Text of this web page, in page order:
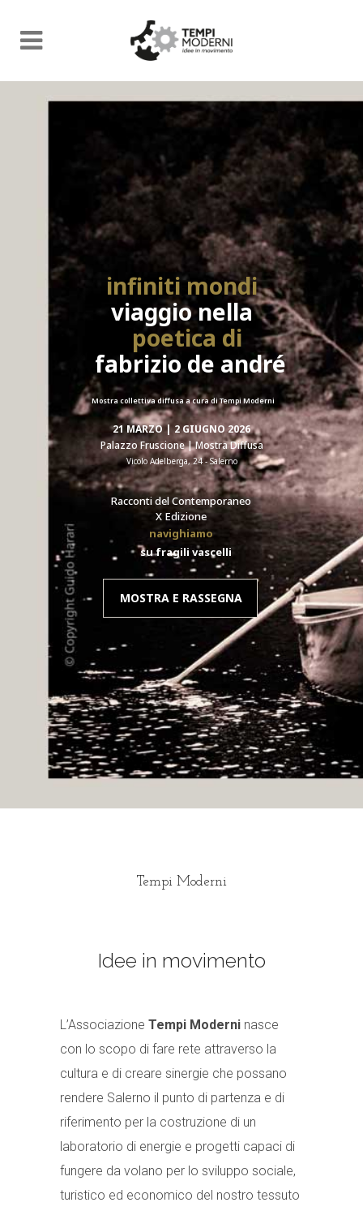
21 MARZO | 2 GIUGNO 2026
Palazzo Fruscione | Mostra Diffusa
Vicolo Adelberga, 24 - Salerno
Mostra collettiva diffusa a cura di Tempi Moderni
Racconti del Contemporaneo
X Edizione
navighiamo
su fragili vascelli
infiniti mondi
viaggio nella
poetica di
fabrizio de andré
MOSTRA E RASSEGNA
Tempi Moderni
Idee in movimento
L’Associazione Tempi Moderni nasce
con lo scopo di fare rete attraverso la
cultura e di creare sinergie che possano
rendere Salerno il punto di partenza e di
riferimento per la costruzione di un
laboratorio di energie e progetti capaci di
fungere da volano per lo sviluppo sociale,
turistico ed economico del nostro tessuto